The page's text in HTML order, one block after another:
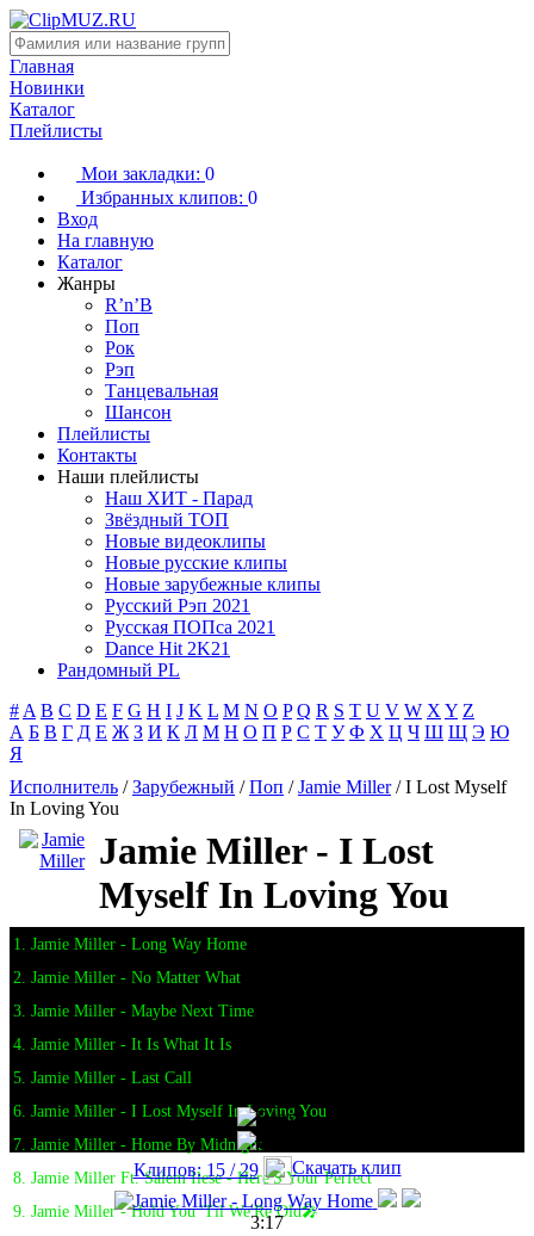
Главная
Новинки
Каталог
Плейлисты
Мои закладки: 0
Избранных клипов: 0
Вход
На главную
Каталог
Жанры
R’n’B
Поп
Рок
Рэп
Танцевальная
Шансон
Плейлисты
Контакты
Наши плейлисты
Наш ХИТ - Парад
Звёздный ТОП
Новые видеоклипы
Новые русские клипы
Новые зарубежные клипы
Русский Рэп 2021
Русская ПОПса 2021
Dance Hit 2K21
Рандомный PL
# A B C D E F G H I J K L M N O P Q R S T U V W X Y Z
А Б В Г Д Е Ж З И К Л М Н О П Р С Т У Ф Х Ц Ч Ш Щ Э Ю
Я
Исполнитель /Зарубежный /Поп /Jamie Miller/ I Lost Myself
In Loving You
Jamie Miller - I Lost
Myself In Loving You
1. Jamie Miller - Long Way Home
2. Jamie Miller - No Matter What
3. Jamie Miller - Maybe Next Time
4. Jamie Miller - It Is What It Is
5. Jamie Miller - Last Call
6. Jamie Miller - I Lost Myself In Loving You
7. Jamie Miller - Home By Midnight
8. Jamie Miller Ft. Salem Ilese - Here'S Your Perfect
9. Jamie Miller - Hold You 'Til We'Re Old🎤
Клипов: 15 / 29 Скачать клип
3:17